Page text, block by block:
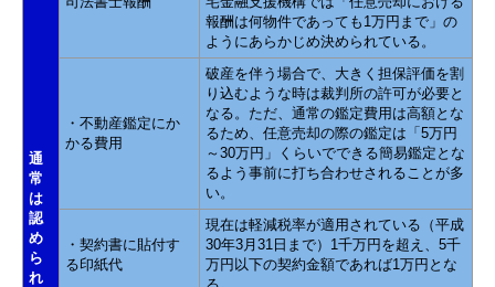
通
常
は
認
め
ら
れ
報酬は何物件であっても1万円まで」の
ようにあらかじめ決められている。
・不動産鑑定にか
かる費用
破産を伴う場合で、大きく担保評価を割
り込むような時は裁判所の許可が必要と
なる。ただ、通常の鑑定費用は高額とな
るため、任意売却の際の鑑定は「5万円
～30万円」くらいでできる簡易鑑定とな
るよう事前に打ち合わせされることが多
い。
・契約書に貼付す
る印紙代
現在は軽減税率が適用されている（平成
30年3月31日まで）1千万円を超え、5千
万円以下の契約金額であれば1万円とな